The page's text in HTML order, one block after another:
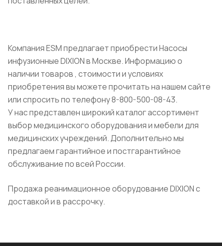
Компания ESM предлагает приобрести Насосы
инфузионные DIXION в Москве. Информацию о
наличии товаров , стоимости и условиях
приобретения вы можете прочитать на нашем сайте
или спросить по телефону 8-800-500-08-43.
У нас представлен широкий каталог ассортимент
выбор медицинского оборудования и мебели для
медицинских учреждений. Дополнительно мы
предлагаем гарантийное и постгарантийное
обслуживание по всей России.
Продажа реанимационное оборудование DIXION с
доставкой и в рассрочку.